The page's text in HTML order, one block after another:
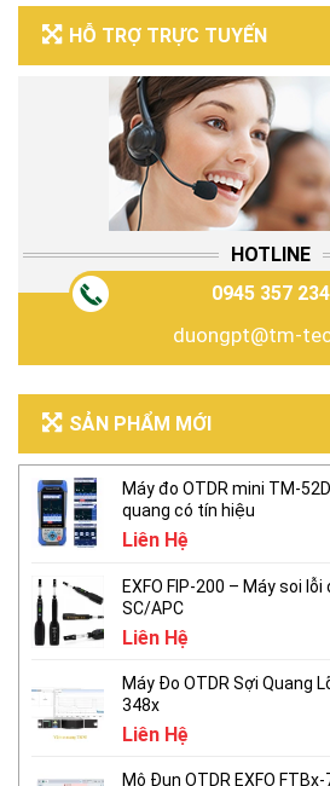
HỖ TRỢ TRỰC TUYẾN
HOTLINE
0945 357 234
duongpt@tm-
SẢN PHẨM MỚI
Máy đo OTDR mini TM-
quang có tín hiệu
Liên Hệ
EXFO FIP-200 – Máy soi
SC/APC
Liên Hệ
Máy Đo OTDR Sợi Quang
348x
Liên Hệ
Mô Đun OTDR EXFO